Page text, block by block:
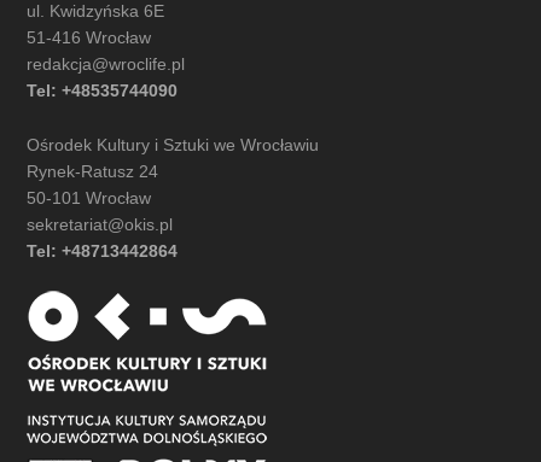
ul. Kwidzyńska 6E
51-416 Wrocław
redakcja@wroclife.pl
Tel: +48535744090
Ośrodek Kultury i Sztuki we Wrocławiu
Rynek-Ratusz 24
50-101 Wrocław
sekretariat@okis.pl
Tel: +48713442864